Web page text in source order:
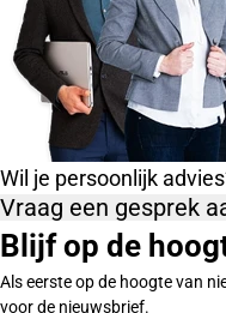
Wil je persoonlijk
Vraag een gesprek
Blijf op de
Als eerste op de hoogte van
voor de nieuwsbrief.